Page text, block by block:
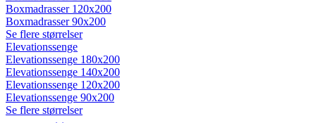
Boxmadrasser 120x200
Boxmadrasser 90x200
Se flere størrelser
Elevationssenge
Elevationssenge 180x200
Elevationssenge 140x200
Elevationssenge 120x200
Elevationssenge 90x200
Se flere størrelser